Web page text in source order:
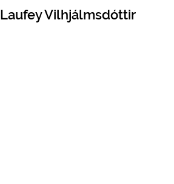
Laufey Vilhjálmsdóttir